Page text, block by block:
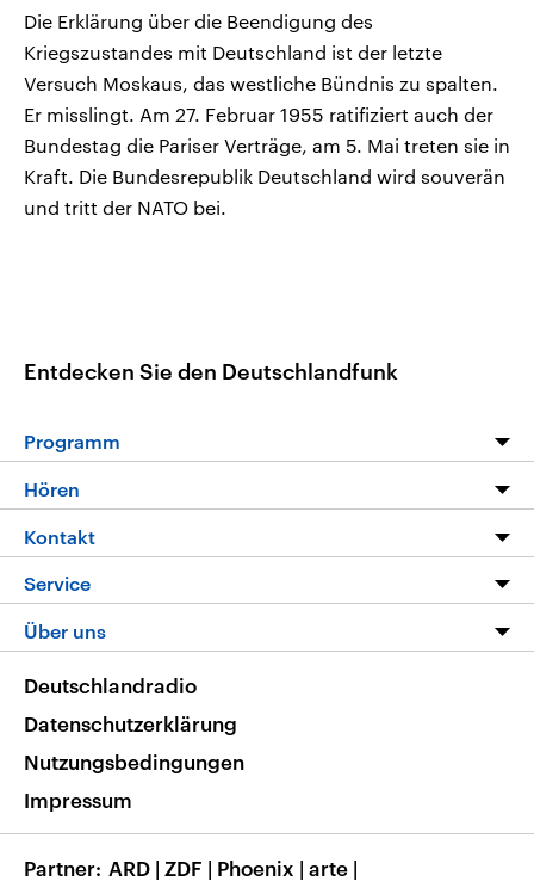
Die Erklärung über die Beendigung des
Kriegszustandes mit Deutschland ist der letzte
Versuch Moskaus, das westliche Bündnis zu spalten.
Er misslingt. Am 27. Februar 1955 ratifiziert auch der
Bundestag die Pariser Verträge, am 5. Mai treten sie in
Kraft. Die Bundesrepublik Deutschland wird souverän
und tritt der NATO bei.
Entdecken Sie den Deutschlandfunk
Programm
Die Nachrichten
Nachrichtenleicht
Neue Beiträge auf dlf.de
Hören
Livestream
Podcasts
Deutschlandfunk App
Nachrichten App
Frequenzen
Kontakt
Hörerservice
Service
FAQ
Veranstaltungen
Musikliste
RSS
Über uns
Barrierefreiheit
Deutschlandradio
Datenschutzerklärung
Nutzungsbedingungen
Impressum
Partner ARD | ZDF | Phoenix | arte |